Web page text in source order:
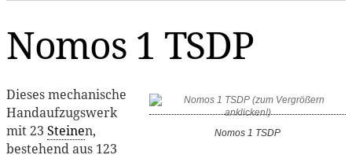
Nomos 1 TSDP
Nomos 1 TSDP
Dieses mechanische
Handaufzugswerk
mit 23 Steinen,
bestehend aus 123